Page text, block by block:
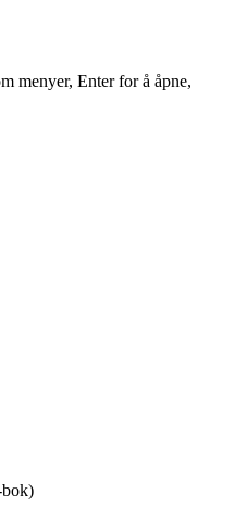
menyer, Enter for å åpne,
bok)